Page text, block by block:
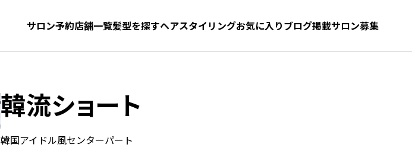
サロン予約店舗一覧髪型を探すヘアスタイリングお気に入りブログ掲載サロン募集
お気に入り 髪型をさがす
韓流ショート
韓国アイドル風センターパート